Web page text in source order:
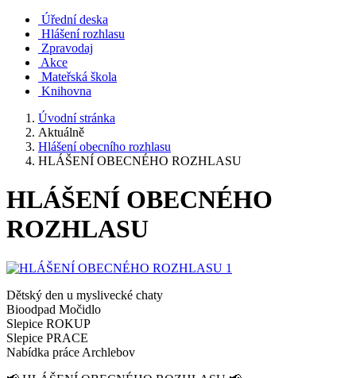
Úřední deska
Hlášení rozhlasu
Zpravodaj
Akce
Mateřská škola
Knihovna
Úvodní stránka
Aktuálně
Hlášení obecního rozhlasu
HLÁŠENÍ OBECNÉHO ROZHLASU
HLÁŠENÍ OBECNÉHO
ROZHLASU
Dětský den u myslivecké chaty
Bioodpad Močidlo
Slepice ROKUP
Slepice PRACE
Nabídka práce Archlebov